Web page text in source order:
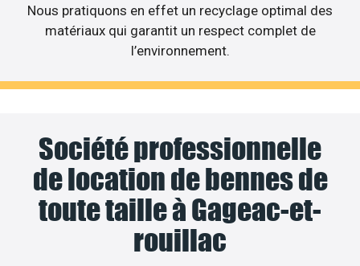
Nous pratiquons en effet un recyclage optimal des
matériaux qui garantit un respect complet de
l’environnement.
Société professionnelle
de location de bennes de
toute taille à Gageac-et-
rouillac